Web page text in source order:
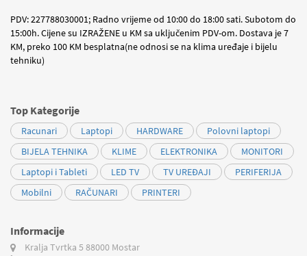
PDV: 227788030001; Radno vrijeme od 10:00 do 18:00 sati. Subotom do
15:00h. Cijene su IZRAŽENE u KM sa uključenim PDV-om. Dostava je 7
KM, preko 100 KM besplatna(ne odnosi se na klima uređaje i bijelu
tehniku)
Top Kategorije
Racunari Laptopi HARDWARE
Polovni laptopi
BIJELA TEHNIKA
KLIME ELEKTRONIKA
MONITORI
Laptopi i Tableti
LED TV TV UREĐAJI
PERIFERIJA
Mobilni
RAČUNARI PRINTERI
Informacije
Kralja Tvrtka 5 88000 Mostar